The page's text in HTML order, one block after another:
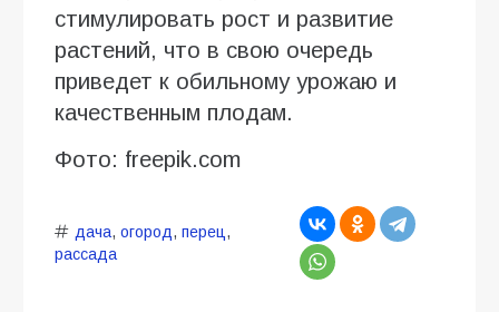
стимулировать рост и развитие
растений, что в свою очередь
приведет к обильному урожаю и
качественным плодам.
Фото: freepik.com
дача, огород, перец ,
рассада